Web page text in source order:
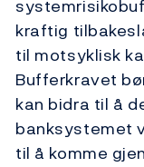
kraftig
til motsyklisk
Bufferkravet
kan bidra til å
banksystemet
til å komme